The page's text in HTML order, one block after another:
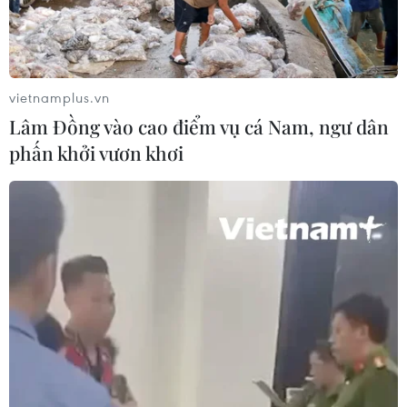
NAPAS và KiotViet hợp tác mở rộng
hệ sinh thái thanh toán VietQR
06/08/2026 14:03
BIDV chốt ngày chia 498 triệu cổ
phiếu, tăng vốn điều lệ lên 77.783 tỷ
đồng
Nâng cao mức độ an toàn, minh bạch
và uy tín của hệ thống tài chính,
ngân hàng
06/08/2026 11:43
vietnamplus.vn
Lâm Đồng vào cao điểm vụ cá Nam, ngư dân
phấn khởi vươn khơi